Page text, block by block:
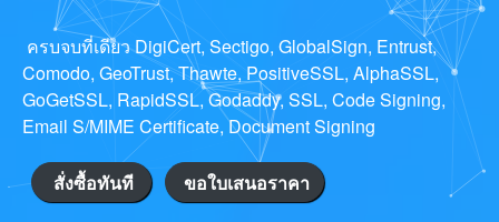
ครบจบที่เดียว DigiCert, Sectigo, GlobalSign, Entrust,
Comodo, GeoTrust, Thawte, PositiveSSL, AlphaSSL,
GoGetSSL, RapidSSL, Godaddy, SSL, Code Signing,
Email S/MIME Certificate, Document Signing
สั่งซื้อทันที ขอใบเสนอราคา